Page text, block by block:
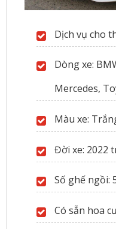
Dịch vụ cho
Dòng xe:
Mercedes,
Màu xe:
Đời xe: 2022
Số ghế ngồi:
Có sẵn hoa